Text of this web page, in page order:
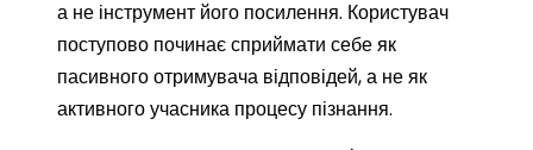
а не інструмент його посилення. Користувач
поступово починає сприймати себе як
пасивного отримувача відповідей, а не як
активного учасника процесу пізнання.